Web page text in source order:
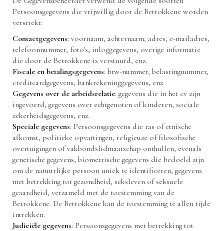
Persoonsgegevens die vrijwillig door de Betrokkene worden
verstrekt:
Contactgegevens: voornaam, achternaam, adres, e-mailadres,
telefoonnummer, foto's, inloggegevens, overige informatie
die door de Betrokkene is verstuurd, enz.
Fiscale en betalingsgegevens: btw-nummer, belastingnummer,
creditcardgegevens, bankrekeninggegevens, enz.
Gegevens over de arbeidsrelatie: gegevens die in het cv zijn
ingevoerd, gegevens over echtgenoten of kinderen, sociale
zekerheidsgegevens, enz.
Speciale gegevens: Persoonsgegevens die ras of etnische
afkomst, politieke opvattingen, religieuze of filosofische
overtuigingen of vakbondslidmaatschap onthullen, evenals
genetische gegevens, biometrische gegevens die bedoeld zijn
om de natuurlijke persoon uniek te identificeren, gegevens
met betrekking tot gezondheid, seksleven of seksuele
geaardheid, verzameld met de toestemming van de
Betrokkene. De Betrokkene kan de toestemming te allen tijde
intrekken.
Judiciële gegevens: Persoonsgegevens met betrekking tot